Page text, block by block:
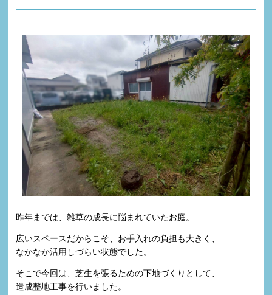
昨年までは、雑草の成長に悩まれていたお庭。
広いスペースだからこそ、お手入れの負担も大きく、
なかなか活用しづらい状態でした。
そこで今回は、芝生を張るための下地づくりとして、
造成整地工事を行いました。